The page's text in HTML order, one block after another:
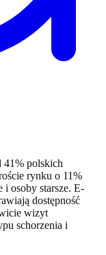
41% polskich
rynku o 11%
i osoby starsze. E-
dostępność
wizyt
schorzenia i